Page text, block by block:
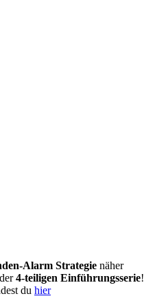
Alarm Strategie näher
4-teiligen Einführungsserie!
du hier